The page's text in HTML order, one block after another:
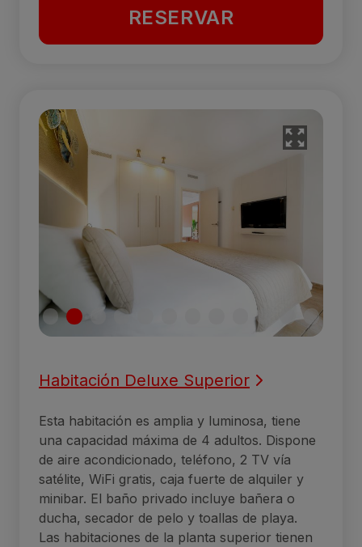
RESERVAR
Habitación Deluxe Superior
Esta habitación es amplia y luminosa, tiene
una capacidad máxima de 4 adultos. Dispone
de aire acondicionado, teléfono, 2 TV vía
satélite, WiFi gratis, caja fuerte de alquiler y
minibar. El baño privado incluye bañera o
ducha, secador de pelo y toallas de playa.
Las habitaciones de la planta superior tienen